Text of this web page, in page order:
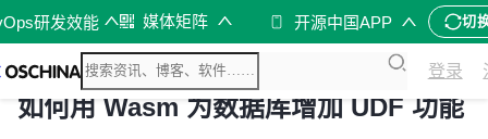
研发效能 媒体矩阵 开源中国APP 切
登录
如何用 Wasm 为数据库增加 UDF 功能